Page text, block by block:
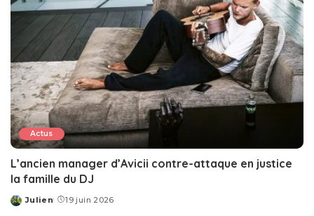
Actus
L’ancien manager d’Avicii contre-attaque en justice
la famille du DJ
Posted
Julien 19 juin 2026